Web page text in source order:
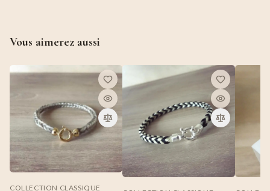
Vous aimerez aussi
COLLECTION CLASSIQUE